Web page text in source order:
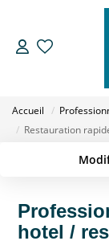
Accueil
Restauration
Type de
Sélectionnez...
Type de bien
hotel /